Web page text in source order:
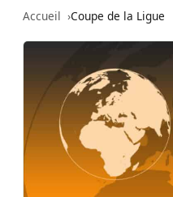
Accueil Coupe de la Ligue